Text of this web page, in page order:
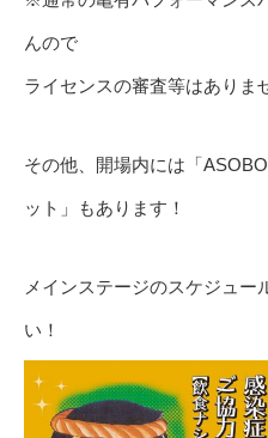
んので
ライセンスの審査等はありま
その他、開場内には「
ット」もあります！
メインステージのスケジュー
い！